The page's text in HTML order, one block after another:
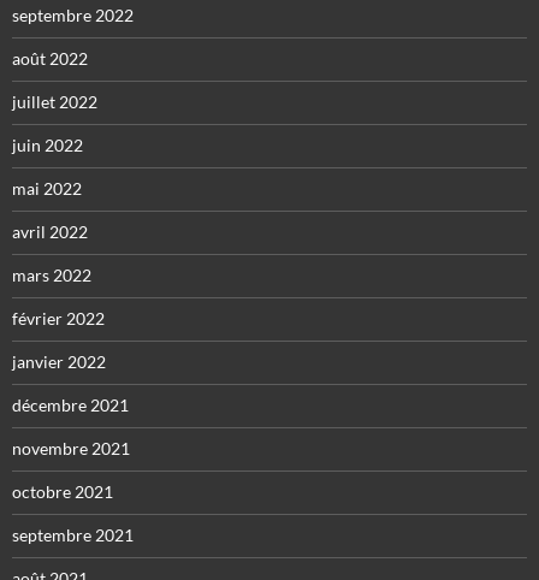
septembre 2022
août 2022
juillet 2022
juin 2022
mai 2022
avril 2022
mars 2022
février 2022
janvier 2022
décembre 2021
novembre 2021
octobre 2021
septembre 2021